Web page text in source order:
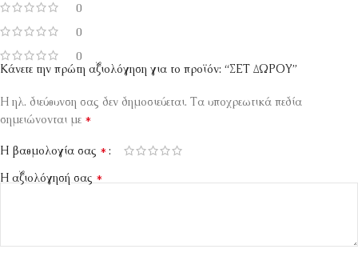
0
0
0
Κάνετε την πρώτη αξιολόγηση για το προϊόν: “ΣΕΤ ΔΩΡΟΥ”
Η ηλ. διεύθυνση σας δεν δημοσιεύεται. Τα υποχρεωτικά πεδία
σημειώνονται με *
Η βαθμολογία σας *
Η αξιολόγησή σας *